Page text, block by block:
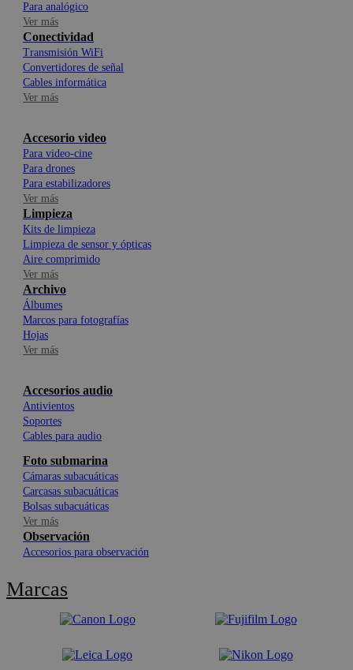
Para analógico
Ver más
Conectividad
Transmisión WiFi
Convertidores de señal
Cables informática
Ver más
Accesorio video
Para video-cine
Para drones
Para estabilizadores
Ver más
Limpieza
Kits de limpieza
Limpieza de sensor y ópticas
Aire comprimido
Ver más
Archivo
Álbumes
Marcos para fotografías
Hojas
Ver más
Accesorios audio
Antivientos
Soportes
Cables para audio
Foto submarina
Cámaras subacuáticas
Carcasas subacuáticas
Bolsas subacuáticas
Ver más
Observación
Accesorios para observación
Marcas